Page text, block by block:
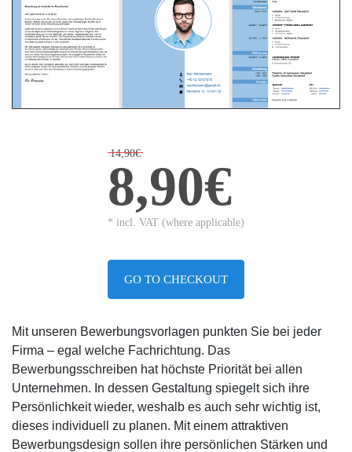
14,90€
8,90€
* incl. VAT (where applicable)
GO TO CHECKOUT
Mit unseren Bewerbungsvorlagen punkten Sie bei jeder
Firma – egal welche Fachrichtung. Das
Bewerbungsschreiben hat höchste Priorität bei allen
Unternehmen. In dessen Gestaltung spiegelt sich ihre
Persönlichkeit wieder, weshalb es auch sehr wichtig ist,
dieses individuell zu planen. Mit einem attraktiven
Bewerbungsdesign sollen ihre persönlichen Stärken und